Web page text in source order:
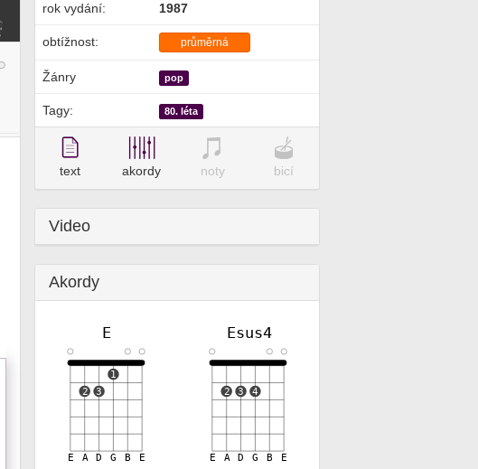
rok vydání: 1987
obtížnost: průměrná
Žánry pop
Tagy: 80. léta
text akordy noty bicí
Video
Akordy
E
E A D G B E
2 3
1
Esus4
E A D G B E
2 3 4